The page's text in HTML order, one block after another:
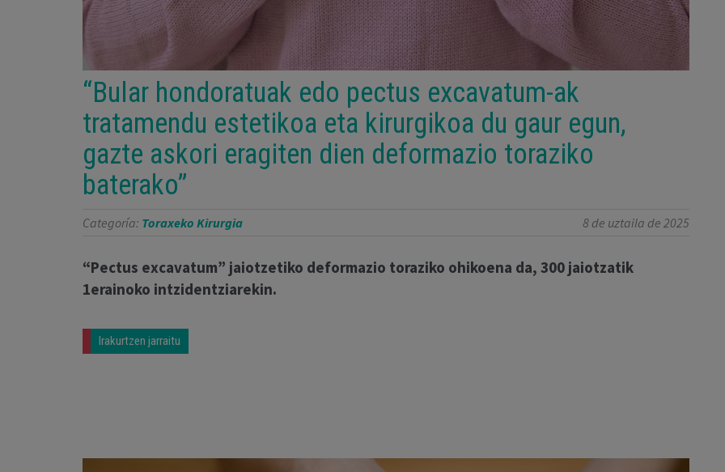
“Bular hondoratuak edo pectus excavatum-ak
tratamendu estetikoa eta kirurgikoa du gaur egun,
gazte askori eragiten dien deformazio toraziko
baterako”
Categoría: Toraxeko Kirurgia 8 de uztaila de 2025
“Pectus excavatum” jaiotzetiko deformazio toraziko ohikoena da, 300 jaiotzatik
1erainoko intzidentziarekin.
Irakurtzen jarraitu